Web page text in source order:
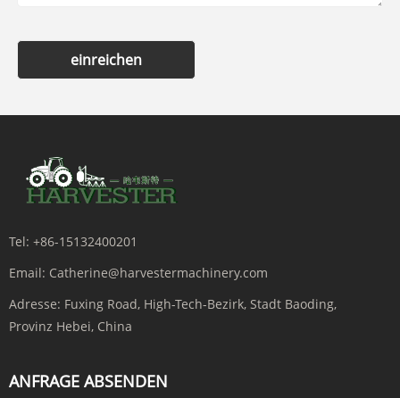
einreichen
Tel: +86-15132400201
Email: Catherine@harvestermachinery.com
Adresse: Fuxing Road, High-Tech-Bezirk, Stadt Baoding,
Provinz Hebei, China
ANFRAGE ABSENDEN